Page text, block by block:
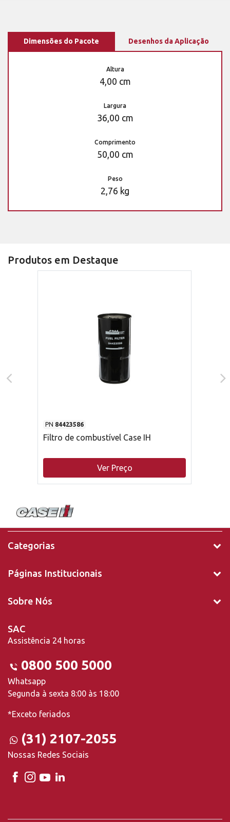
Dimensões do Pacote Desenhos da Aplicação
Altura
4,00 cm
Largura
36,00 cm
Comprimento
50,00 cm
Peso
2,76 kg
Produtos em Destaque
PN 84423586
Filtro de combustível Case IH
Ver Preço
Categorias
Páginas Institucionais
Sobre Nós
SAC
Assistência 24 horas
0800 500 5000
Whatsapp
Segunda à sexta 8:00 às 18:00
*Exceto feriados
(31) 2107-2055
Nossas Redes Sociais